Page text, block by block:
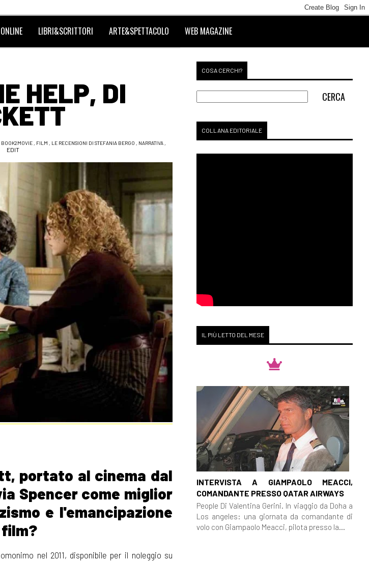
LIBRI&SCRITTORI ARTE&SPETTACOLO WEB MAGAZINE
HELP, DI
BOOK2MOVIE, FILM , LE RECENSIONI DI STEFANIA BERGO , NARRATIVA,
EDIT
portato al cinema dal
Spencer come miglior
e l'emancipazione
film?
nel 2011, disponibile per il noleggio su
COSA CERCHI?
COLLANA EDITORIALE
IL PIÙ LETTO DEL MESE
INTERVISTA A GIAMPAOLO MEACCI,
COMANDANTE PRESSO QATAR AIRWAYS
People Di Valentina Gerini. In viaggio da Doha a
Los angeles: una giornata da comandante di
volo con Giampaolo Meacci, pilota presso la...